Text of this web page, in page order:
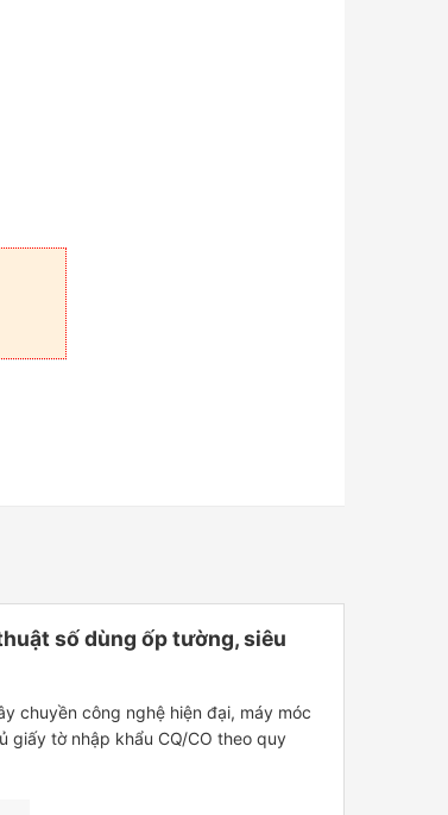
số dùng ốp tường, siêu
chuyền công nghệ hiện đại, máy móc
giấy tờ nhập khẩu CQ/CO theo quy